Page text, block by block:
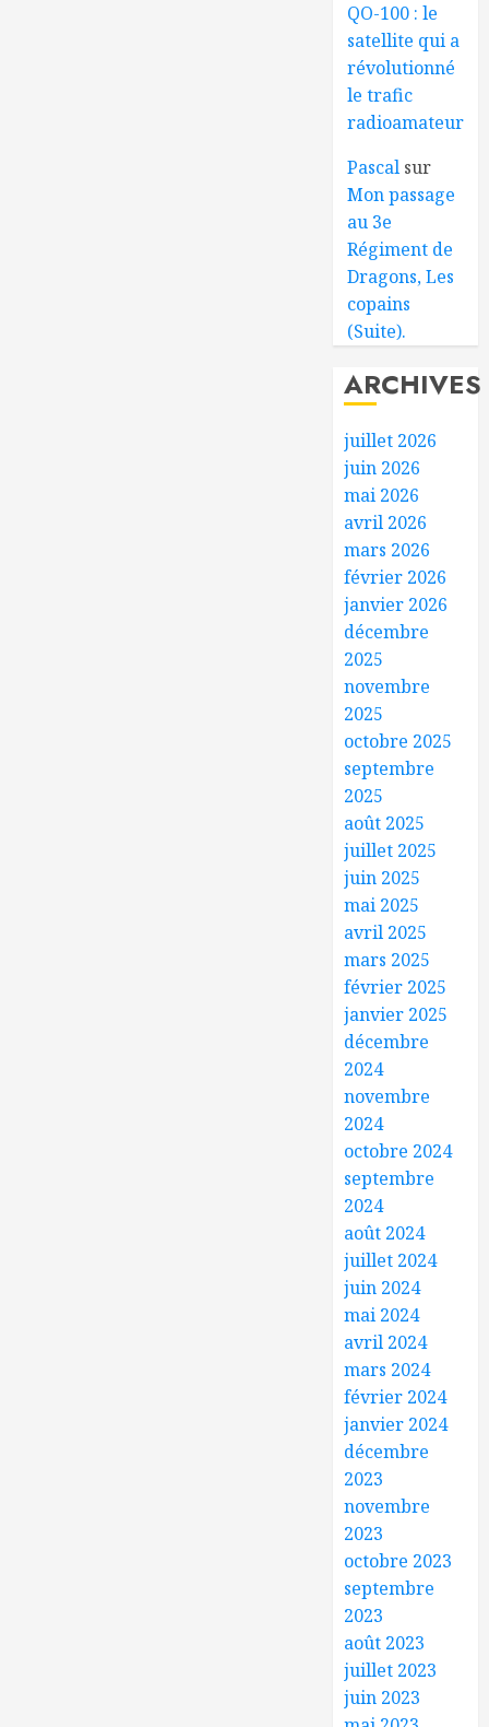
QO-100 : le
satellite qui a
révolutionné
le trafic
radioamateur
Pascal sur
Mon passage
au 3e
Régiment de
Dragons, Les
copains
(Suite).
ARCHIVES
juillet 2026
juin 2026
mai 2026
avril 2026
mars 2026
février 2026
janvier 2026
décembre
2025
novembre
2025
octobre 2025
septembre
2025
août 2025
juillet 2025
juin 2025
mai 2025
avril 2025
mars 2025
février 2025
janvier 2025
décembre
2024
novembre
2024
octobre 2024
septembre
2024
août 2024
juillet 2024
juin 2024
mai 2024
avril 2024
mars 2024
février 2024
janvier 2024
décembre
2023
novembre
2023
octobre 2023
septembre
2023
août 2023
juillet 2023
juin 2023